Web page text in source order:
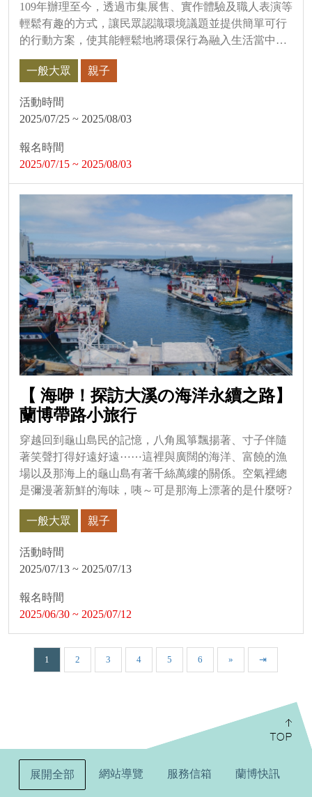
109年辦理至今，透過市集展售、實作體驗及職人表演等
輕鬆有趣的方式，讓民眾認識環境議題並提供簡單可行
的行動方案，使其能輕鬆地將環保行為融入生活當中。
本次邀請...
一般大眾
親子
活動時間
2025/07/25 ~ 2025/08/03
報名時間
2025/07/15 ~ 2025/08/03
【 海咿！探訪大溪の海洋永續之路】
蘭博帶路小旅行
穿越回到龜山島民的記憶，八角風箏飄揚著、寸子伴隨
著笑聲打得好遠好遠⋯⋯這裡與廣闊的海洋、富饒的漁
場以及那海上的龜山島有著千絲萬縷的關係。空氣裡總
是彌漫著新鮮的海味，咦～可是那海上漂著的是什麼呀?
一般大眾 親子
活動時間
2025/07/13 ~ 2025/07/13
報名時間
2025/06/30 ~ 2025/07/12
1 2 3 4 5 6 » ⇥
展開全部 網站導覽 服務信箱 蘭博快訊